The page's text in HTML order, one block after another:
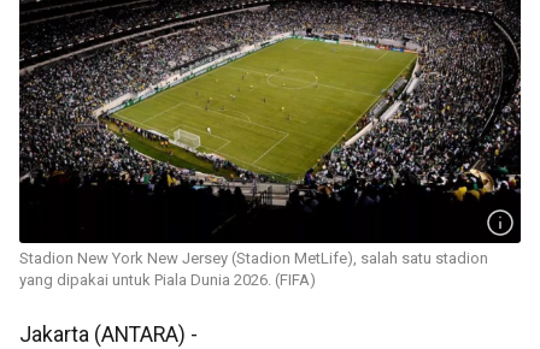
Stadion New York New Jersey (Stadion MetLife), salah satu stadion
yang dipakai untuk Piala Dunia 2026. (FIFA)
Jakarta (ANTARA) -